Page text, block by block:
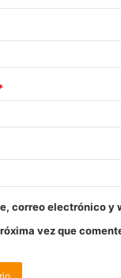
correo electrónico y
vez que